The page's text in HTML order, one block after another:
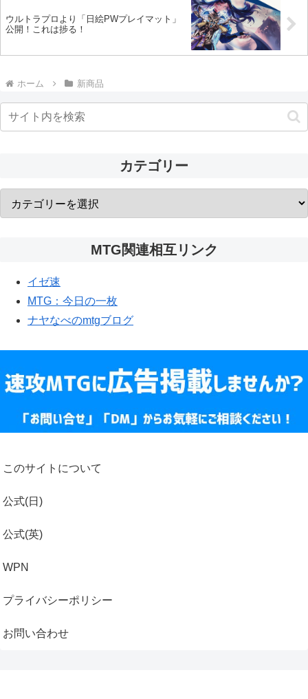
ウルトラプロより「日絵PWプレイマット」
公開！これは捗る！
ホーム 新商品
カテゴリー
MTG関連相互リンク
イゼ速
MTG：今日の一枚
ナヤなべのmtgブログ
このサイトについて
公式(日)
公式(英)
WPN
プライバシーポリシー
お問い合わせ